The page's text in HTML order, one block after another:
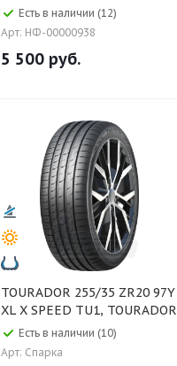
Есть в наличии (12)
Арт: НФ-00000938
5 500 руб.
TOURADOR 255/35 ZR20 97Y
XL X SPEED TU1, TOURADOR
Есть в наличии (10)
Арт: Спарка